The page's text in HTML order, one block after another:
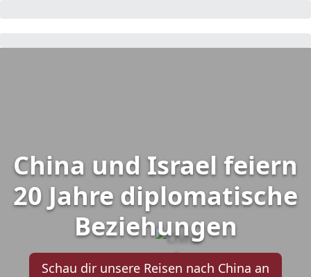
China und Israel feiern
20 Jahre diplomatische
Beziehungen
Schau dir unsere Reisen nach China an